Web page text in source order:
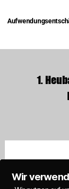
1.
Wir